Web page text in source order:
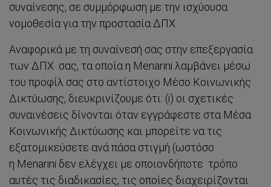
συναίνεσης, σε συμμόρφωση με την ισχύουσα
νομοθεσία για την προστασία ΔΠΧ
Αναφορικά με τη συναίνεσή σας στην επεξεργασία
των ΔΠΧ σας, τα οποία η Menarini λαμβάνει μέσω
του προφίλ σας στο αντίστοιχο Μέσο Κοινωνικής
Δικτύωσης, διευκρινίζουμε ότι: (i) οι σχετικές
συναινέσεις δίνονται όταν εγγράφεστε στα Μέσα
Κοινωνικής Δικτύωσης και μπορείτε να τις
εξατομικεύσετε ανά πάσα στιγμή (ωστόσο
η Menarini δεν ελέγχει με οποιονδήποτε τρόπο
αυτές τις διαδικασίες, τις οποίες διαχειρίζονται